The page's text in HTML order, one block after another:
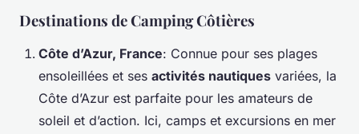
Destinations de Camping Côtières
Côte d’Azur, France: Connue pour ses plages
ensoleillées et ses activités nautiques variées, la
Côte d’Azur est parfaite pour les amateurs de
soleil et d’action. Ici, camps et excursions en mer